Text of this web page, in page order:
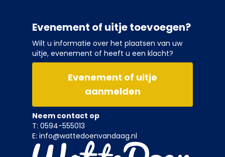
Evenement of uitje toevoegen?
Wilt u informatie over het plaatsen van uw
uitje, evenement of heeft u een klacht?
Evenement of uitje
aanmelden
Neem contact op
T: 0594-555013
E: info@wattedoenvandaag.nl